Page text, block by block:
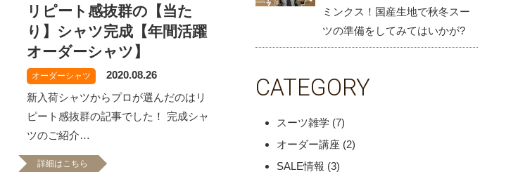
リピート感抜群の【当た
り】シャツ完成【年間活躍
オーダーシャツ】
オーダーシャツ
2020.08.26
新入荷シャツからプロが選んだのはリ
ピート感抜群の記事でした！ 完成シャ
ツのご紹介…
詳細はこちら
ミンクス！国産生地で秋冬スー
ツの準備をしてみてはいかが?
CATEGORY
スーツ雑学(7)
オーダー講座 (2)
SALE情報 (3)